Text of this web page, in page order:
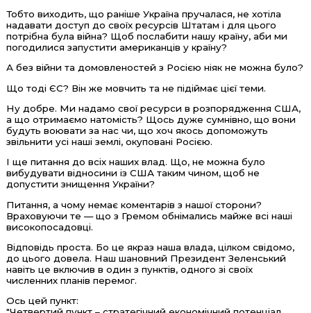
Тобто виходить, що раніше Україна пручалася, не хотіла
надавати доступ до своїх ресурсів Штатам і для цього
потрібна була війна? Щоб послабити нашу країну, аби ми
погодилися запустити американців у країну?
А без війни та домовленостей з Росією ніяк не можна було?
Що тоді ЄС? Він же мовчить та не підіймає цієї теми.
Ну добре. Ми надамо свої ресурси в розпорядження США,
а що отримаємо натомість? Щось дуже сумнівно, що вони
будуть воювати за нас чи, що хоч якось допоможуть
звільнити усі наші землі, окуповані Росією.
І ще питання до всіх наших влад. Що, не можна було
вибудувати відносини із США таким чином, щоб не
допустити знищення України?
Питання, а чому немає коментарів з нашої сторони?
Враховуючи те — що з Гремом обнімались майже всі наші
високопосадовці.
Відповідь проста. Бо це якраз наша влада, цілком свідомо,
до цього довела. Наш шановний Президент Зеленський
навіть це включив в один з пунктів, одного зі своїх
численних планів перемог.
Ось цей пункт: